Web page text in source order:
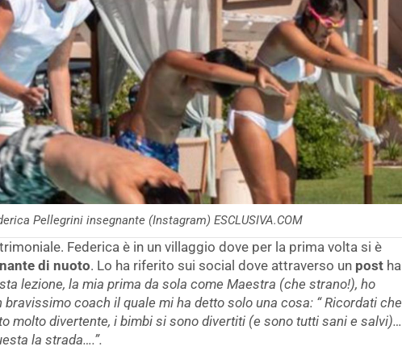
Pellegrini insegnante (Instagram) ESCLUSIVA.COM
Federica è in un villaggio dove per la prima volta si è
di nuoto. Lo ha riferito sui social dove attraverso un post ha
lezione, la mia prima da sola come Maestra (che strano!), ho
coach il quale mi ha detto solo una cosa: “ Ricordati che
molto divertente, i bimbi si sono divertiti (e sono tutti sani e salvi)…
la strada….”.